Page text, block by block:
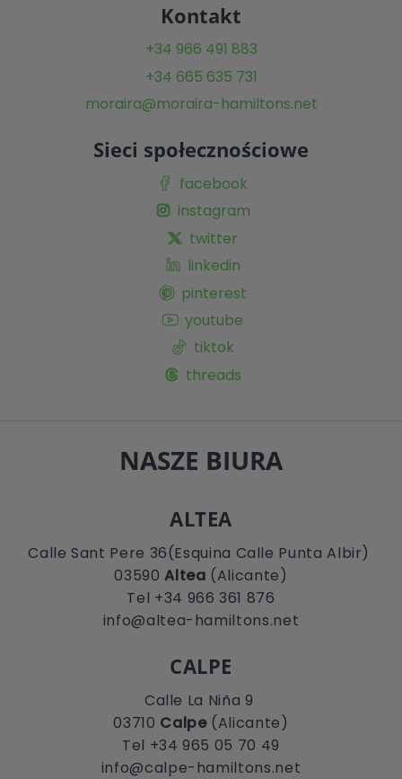
Kontakt
+34 966 491 883
+34 665 635 731
moraira@moraira-hamiltons.net
Sieci społecznościowe
facebook
instagram
twitter
linkedin
pinterest
youtube
tiktok
threads
NASZE BIURA
ALTEA
Calle Sant Pere 36(Esquina Calle Punta Albir)
03590Altea (Alicante)
Tel +34 966 361 876
info@altea-hamiltons.net
CALPE
Calle La Niña 9
03710 Calpe(Alicante)
Tel +34 965 05 70 49
info@calpe-hamiltons.net